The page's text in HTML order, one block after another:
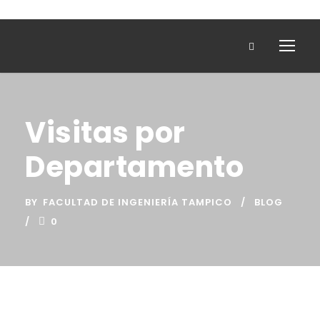
Visitas por
Departamento
BY FACULTAD DE INGENIERÍA TAMPICO
BLOG
0